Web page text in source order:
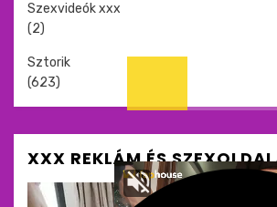
Szexvideók xxx
(2)
Sztorik
(623)
XXX REKLÁM ÉS